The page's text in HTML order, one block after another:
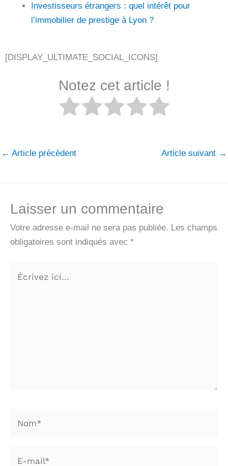
Investisseurs étrangers : quel intérêt pour
l’immobilier de prestige à Lyon ?
[DISPLAY_ULTIMATE_SOCIAL_ICONS]
Notez cet article !
← Article précédent Article suivant →
Laisser un commentaire
Votre adresse e-mail ne sera pas publiée. Les champs
obligatoires sont indiqués avec *
ici…